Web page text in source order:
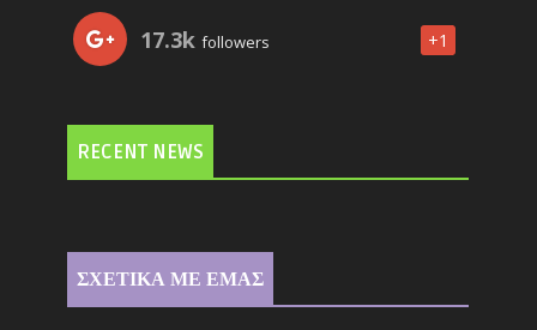
17.3k followers +1
RECENT NEWS
ΣΧΕΤΙΚΑ ΜΕ ΕΜΑΣ